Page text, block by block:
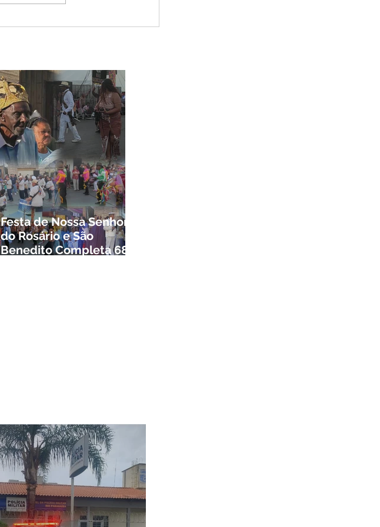
Festa de Nossa Senhora
do Rosário e São
Benedito Completa 68